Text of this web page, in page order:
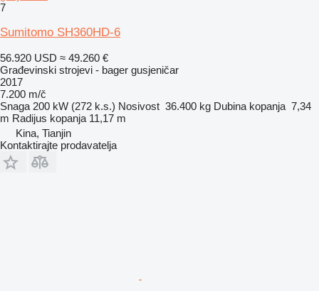
7
Sumitomo SH360HD-6
56.920 USD ≈ 49.260 €
Građevinski strojevi - bager gusjeničar
2017
7.200 m/č
Snaga 200 kW (272 k.s.) Nosivost 36.400 kg Dubina kopanja 7,34
m Radijus kopanja 11,17 m
Kina, Tianjin
Kontaktirajte prodavatelja